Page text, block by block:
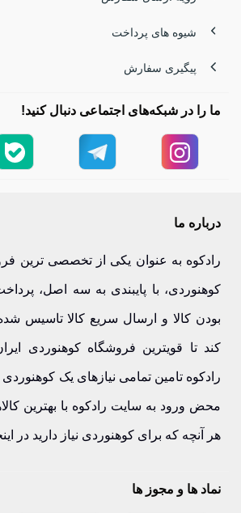
شیوه های پرداخت
پیگیری سفارش
ما را در شبکه‌های اجتماعی دنبال کنید!
درباره ما
رادکوه به عنوان یکی از تخصصی ترین
کوهنوردی، با پایبندی به سه اصل،
بودن کالا و ارسال سریع کالا تاسیس
کند تا قویترین فروشگاه کوهنوردی
رادکوه تامین تمامی نیازهای یک
محض ورود به سایت رادکوه با بهترین
هر آنچه که برای کوهنوردی نیاز دارید در
نماد ها و مجوز ها